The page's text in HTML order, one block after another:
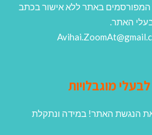
המפורסמים באתר ללא אישור בכתב
האתר.
מוגבלויות
הנגשת האתר! במידה ונתקלת